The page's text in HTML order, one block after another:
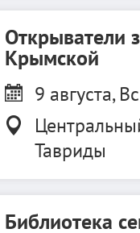
Открыватели
Крымской
9 августа,
Тавриды
Библиотека